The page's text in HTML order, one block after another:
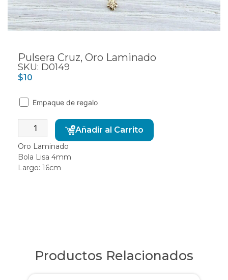
Pulsera Cruz, Oro Laminado
SKU: D0149
$10
Empaque de regalo
Añadir al Carrito
Oro Laminado
Bola Lisa 4mm
Largo: 16cm
Productos Relacionados